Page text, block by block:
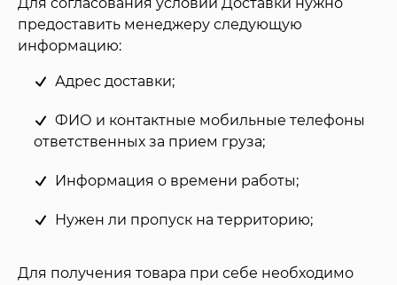
Для согласования условий Доставки нужно
предоставить менеджеру следующую
информацию:
Адрес доставки;
ФИО и контактные мобильные телефоны
ответственных за прием груза;
Информация о времени работы;
Нужен ли пропуск на территорию;
Для получения товара при себе необходимо